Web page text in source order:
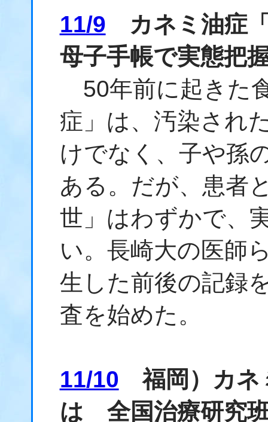
11/9 カネミ油症
母子手帳で実態把
50年前に起きた
症」は、汚染され
けでなく、子や孫
ある。だが、患者
世」はわずかで、
い。長崎大の医師
生した前後の記録
査を始めた。
11/10 福岡）カネ
は 全国治療研究